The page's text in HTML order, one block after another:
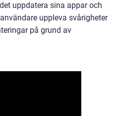
uppdatera sina appar och
uppleva svårigheter
på grund av